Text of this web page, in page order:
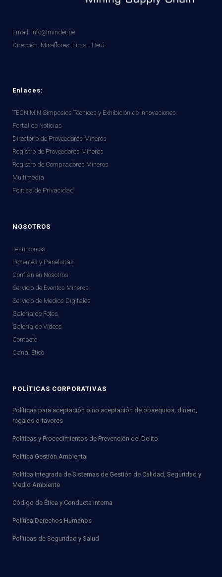
Email: info@minder.pe
Dirección: Miraflores. Lima - Perú
Enlaces:
TECNIMIN Simposios Técnicos y Exhibición de Innovaciones
Portal de Noticias
Directorio de Proveedores Mineros
Registro de Proveedores Mineros
Registro de Compradores Mineros
Multimedia
Política de Privacidad
NOSOTROS
Testimonios
Ponentes y Panelistas
Confían en Nosotros
Servicio de Eventos Mineros
Servicio de Medios Digitales
Galería de Fotos
Galería de Videos
Contacto
Canal Ético
POLÍTICAS CORPORATIVAS
Políticas para aceptación o no aceptación de obsequios, dinero,
regalos o favores
Políticas y Procedimientos de Prevención del Delito
Política Gestión Ambiental
Política Integrada de Sistemas de Gestión de Calidad, Seguridad y
Medio Ambiente
Código de Ética y Conducta Interna
Política Derechos Humanos
Políticas de Seguridad y Salud